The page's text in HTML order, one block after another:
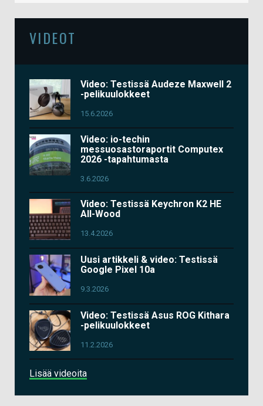
VIDEOT
Video: Testissä Audeze Maxwell 2
-pelikuulokkeet
15.6.2026
Video: io-techin
messuosastoraportit Computex
2026 -tapahtumasta
3.6.2026
Video: Testissä Keychron K2 HE
All-Wood
13.4.2026
Uusi artikkeli & video: Testissä
Google Pixel 10a
9.3.2026
Video: Testissä Asus ROG Kithara
-pelikuulokkeet
11.2.2026
Lisää videoita